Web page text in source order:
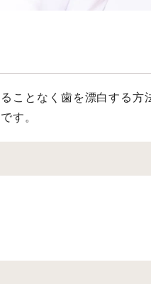
ことなく⻭を漂⽩する⽅
す。